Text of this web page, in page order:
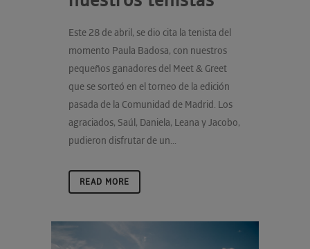
Este 28 de abril, se dio cita la tenista del
momento Paula Badosa, con nuestros
pequeños ganadores del Meet & Greet
que se sorteó en el torneo de la edición
pasada de la Comunidad de Madrid. Los
agraciados, Saúl, Daniela, Leana y Jacobo,
pudieron disfrutar de un...
READ MORE